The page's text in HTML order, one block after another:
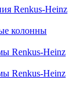
Renkus-Heinz
колонны
Renkus-Heinz
Renkus-Heinz